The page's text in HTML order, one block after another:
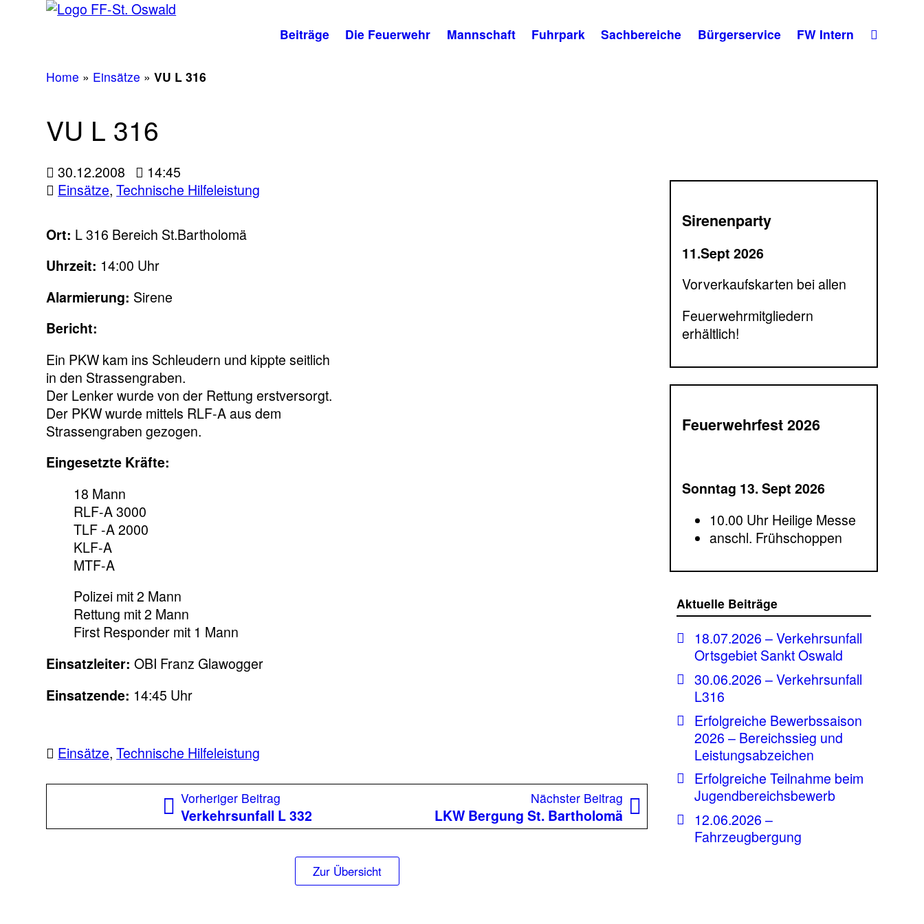
Beiträge Die Feuerwehr Mannschaft Fuhrpark Sachbereiche Bürgerservice FW Intern
Home » Einsätze »VU L 316
VU L 316
30.12.2008
14:45
Einsätze,Technische Hilfeleistung
Ort: L 316 Bereich St.Bartholomä
Uhrzeit: 14:00 Uhr
Alarmierung: Sirene
Bericht:
Ein PKW kam ins Schleudern und kippte seitlich
in den Strassengraben.
Der Lenker wurde von der Rettung erstversorgt.
Der PKW wurde mittels RLF-A aus dem
Strassengraben gezogen.
Eingesetzte Kräfte:
18 Mann
RLF-A 3000
TLF -A 2000
KLF-A
MTF-A
Polizei mit 2 Mann
Rettung mit 2 Mann
First Responder mit 1 Mann
Einsatzleiter: OBI Franz Glawogger
Einsatzende: 14:45 Uhr
Einsätze,Technische Hilfeleistung
BeitragsnavigationVorheriger BeitragVorheriger
Beitrag:
Verkehrsunfall L 332
Nächster Beitrag Nächster
Beitrag:
LKW Bergung St. Bartholomä
Zur Übersicht
Sirenenparty
11.Sept 2026
Vorverkaufskarten bei allen
Feuerwehrmitgliedern
erhältlich!
Feuerwehrfest 2026
Sonntag 13. Sept 2026
10.00 Uhr Heilige Messe
anschl. Frühschoppen
Aktuelle Beiträge
18.07.2026 – Verkehrsunfall
Ortsgebiet Sankt Oswald
30.06.2026 – Verkehrsunfall
L316
Erfolgreiche Bewerbssaison
2026 – Bereichssieg und
Leistungsabzeichen
Erfolgreiche Teilnahme beim
Jugendbereichsbewerb
12.06.2026 –
Fahrzeugbergung